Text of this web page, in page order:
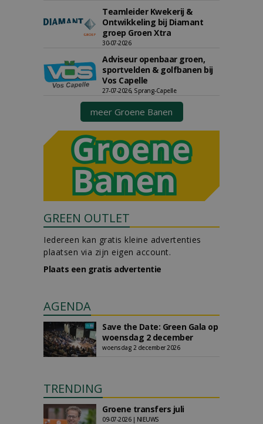
Teamleider Kwekerij &
Ontwikkeling bij Diamant
groep Groen Xtra
30-07-2026
Adviseur openbaar groen,
sportvelden & golfbanen bij
Vos Capelle
27-07-2026, Sprang-Capelle
meer Groene Banen
GREEN OUTLET
Iedereen kan gratis kleine advertenties
plaatsen via zijn eigen account.
Plaats een gratis advertentie
AGENDA
Save the Date: Green Gala op
woensdag 2 december
woensdag 2 december 2026
TRENDING
Groene transfers juli
09-07-2026 | NIEUWS